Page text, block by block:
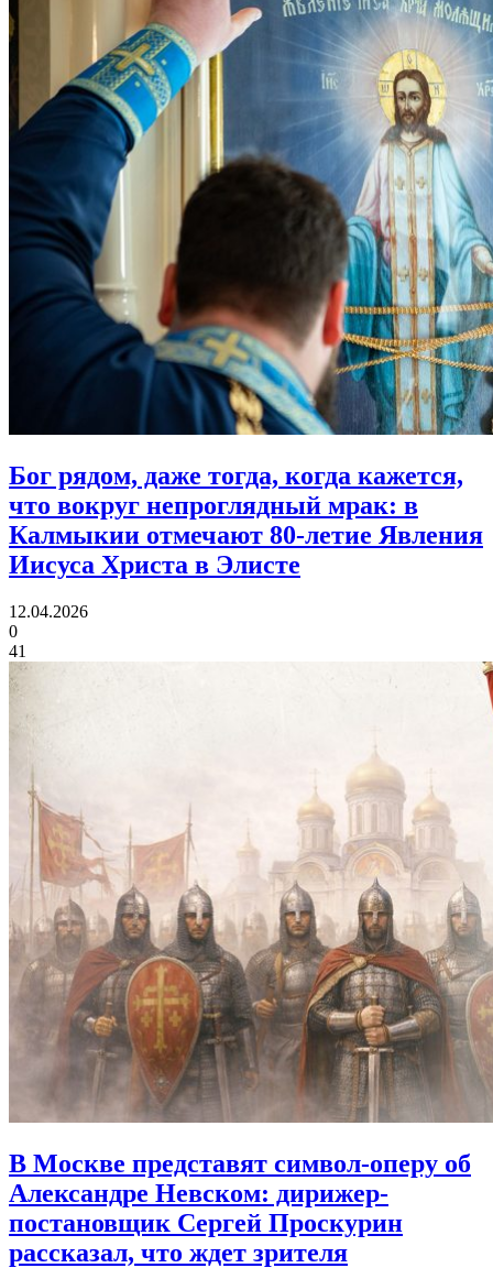
Бог рядом, даже тогда, когда кажется,
что вокруг непроглядный мрак: в
Калмыкии отмечают 80‑летие Явления
Иисуса Христа в Элисте
12.04.2026
0
41
В Москве представят символ-оперу об
Александре Невском: дирижер-
постановщик Сергей Проскурин
рассказал, что ждет зрителя